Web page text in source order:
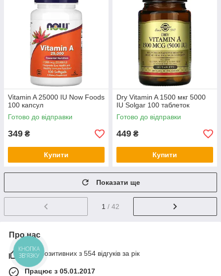
Vitamin A 25000 IU Now Foods
100 капсул
Готово до відправки
349 ₴
Купити
Dry Vitamin A 1500 мкг 5000
IU Solgar 100 таблеток
Готово до відправки
449 ₴
Купити
Показати ще
1 / 42
Про нас
99% позитивних з 554 відгуків за рік
Працює з 05.01.2017
КНОПКА
ЗВ'ЯЗКУ